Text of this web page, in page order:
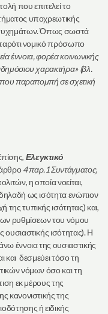
που επιτελεί το
υποχρεωτικής
Όπως σωστά
παρότι νομικό πρόσωπο
έννοια, φορέα κοινωνικής
χαρακτήρα» (βλ.
παραπομπή σε σχετική
Ελεγκτικό
4 παρ.1 Συντάγματος,
η οποία νοείται,
ως ισότητα ενώπιον
τυπικής ισότητας) και,
ρυθμίσεων του νόμου
ισότητας). Η
έννοια της ουσιαστικής
και δεσμεύει τόσο τη
νόμων όσο και τη
εκ μέρους της
κανονιστικής της
ή ειδικής